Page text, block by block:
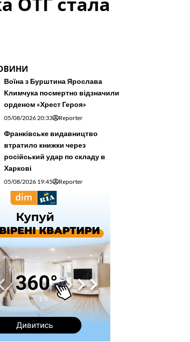
Воїна з Бурштина Ярослава
Климчука посмертно відзначили
орденом «Хрест Героя»
05/08/2026 20:33 Reporter
Франківське видавництво
втратило книжки через
російський удар по складу в
Харкові
05/08/2026 19:45 Reporter